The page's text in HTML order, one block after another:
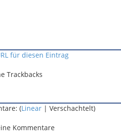
für diesen Eintrag
Trackbacks
(Linear| Verschachtelt)
Kommentare